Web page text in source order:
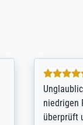
Excellent
selection,
were